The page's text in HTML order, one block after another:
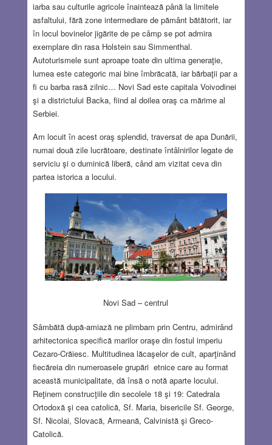
iarba sau culturile agricole înaintează până la limitele
asfaltului, fără zone intermediare de pământ bătătorit, iar
în locul bovinelor jigărite de pe câmp se pot admira
exemplare din rasa Holstein sau Simmenthal.
Autoturismele sunt aproape toate din ultima generaţie,
lumea este categoric mai bine îmbrăcată, iar bărbaţii par a
fi cu barba rasă zilnic… Novi Sad este capitala Voivodinei
şi a districtului Backa, fiind al doilea oraş ca mărime al
Serbiei.
Am locuit în acest oraş splendid, traversat de apa Dunării,
numai două zile lucrătoare, destinate întâlnirilor legate de
serviciu şi o duminică liberă, când am vizitat ceva din
partea istorica a locului.
Novi Sad – centrul
Sâmbătă după-amiază ne plimbam prin Centru, admirând
arhitectonica specifică marilor oraşe din fostul imperiu
Cezaro-Crăiesc. Multitudinea lăcaşelor de cult, aparţinând
fiecăreia din numeroasele grupări etnice care au format
această municipalitate, dă însă o notă aparte locului.
Reţinem construcţiile din secolele 18 şi 19: Catedrala
Ortodoxă şi cea catolică, Sf. Maria, bisericile Sf. George,
Sf. Nicolai, Slovacă, Armeană, Calvinistă şi Greco-
Catolică.